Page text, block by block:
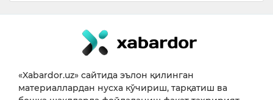
«Xabardor.uz» сайтида эълон қилинган
материаллардан нусха кўчириш, тарқатиш ва